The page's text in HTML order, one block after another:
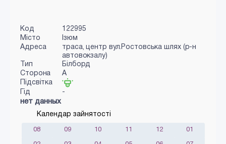
Код
122995
Місто
Ізюм
Адреса
траса, центр вул.Ростовська шлях (р-н
автовокзалу)
Тип
Білборд
Сторона
A
Підсвітка
Гід
-
нет данных
Календар зайнятості
08 09 10 11 12 01